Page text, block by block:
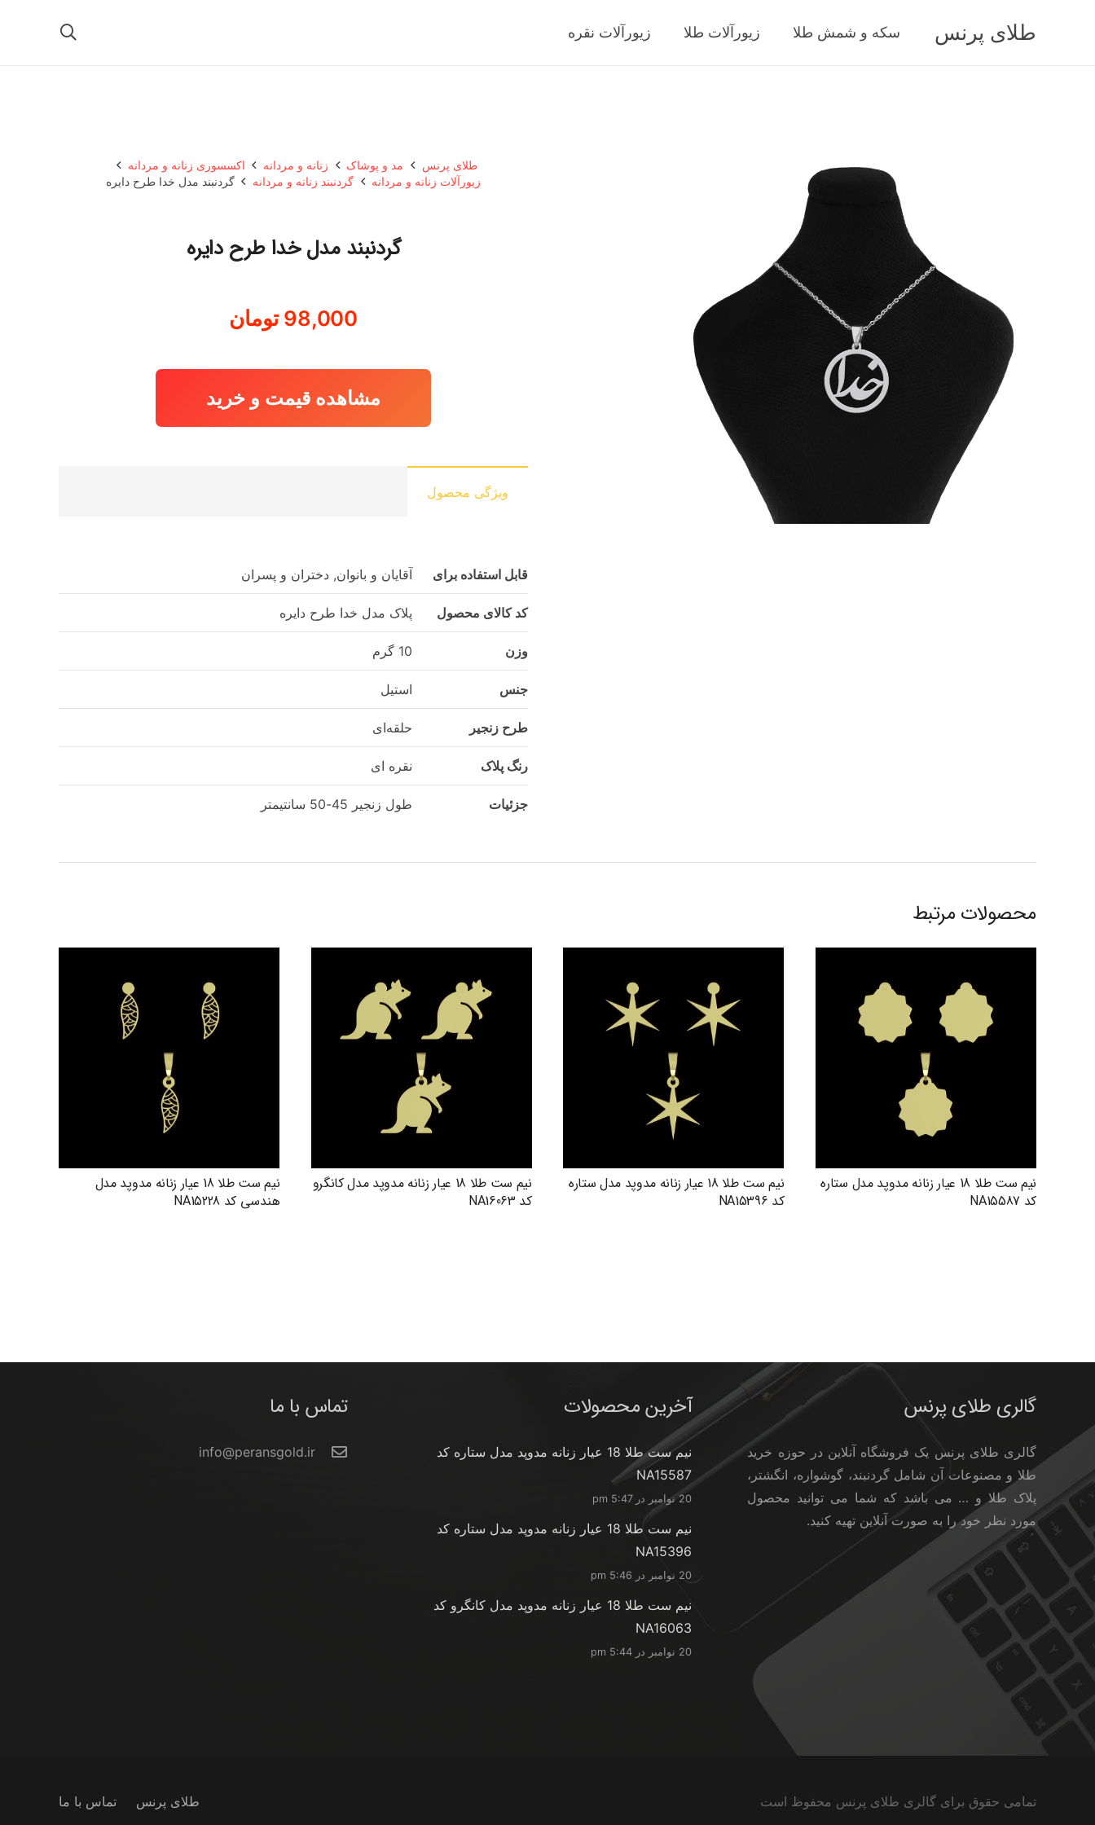
طلای پرنس سکه و شمش طلا زیورآلات طلا زیورآلات نقره
طلای پرنس مد و پوشاک زنانه و مردانه
اکسسوری زنانه و مردانه
زیورآلات زنانه و مردانه
گردنبند زنانه و مردانه گردنبند مدل خدا طرح دایره
گردنبند مدل خدا طرح دایره
98,000 تومان
مشاهده قیمت و خرید
ویژگی محصول
قابل استفاده برای آقایان و بانوان, دختران و پسران
کد کالای محصول پلاک مدل خدا طرح دایره
وزن 10 گرم
جنس استیل
طرح زنجیر حلقه‌ای
رنگ پلاک نقره ای
جزئیات طول زنجیر 45-50 سانتیمتر
محصولات مرتبط
نیم ست طلا 18 عیار زنانه مدوپد مدل ستاره
کد NA15587
نیم ست طلا 18 عیار زنانه مدوپد مدل ستاره
کد NA15396
نیم ست طلا 18 عیار زنانه مدوپد مدل کانگرو
کد NA16063
نیم ست طلا 18 عیار زنانه مدوپد مدل
هندسی کد NA15228
گالری طلای پرنس
گالری طلای پرنس یک فروشگاه آنلاین در حوزه خرید
طلا و مصنوعات آن شامل گردنبند، گوشواره، انگشتر،
پلاک طلا و … می باشد که شما می توانید محصول
مورد نظر خود را به صورت آنلاین تهیه کنید.
آخرین محصولات
نیم ست طلا 18 عیار زنانه مدوپد مدل ستاره کد
NA15587
20 نوامبر در 5:47 pm
نیم ست طلا 18 عیار زنانه مدوپد مدل ستاره کد
NA15396
20 نوامبر در 5:46 pm
نیم ست طلا 18 عیار زنانه مدوپد مدل کانگرو کد
NA16063
20 نوامبر در 5:44 pm
تماس با ما
info@peransgold.ir
تمامی حقوق برای گالری طلای پرنس محفوظ است طلای پرنس تماس با ما